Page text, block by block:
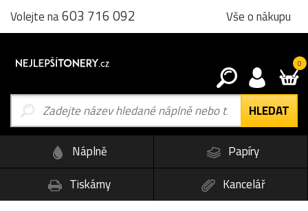
Volejte na603 716 092 Vše o nákupu
0
Náplně
Papíry
Tiskárny
Kancelář